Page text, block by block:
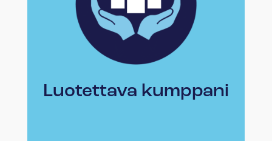
Luotettava kumppani